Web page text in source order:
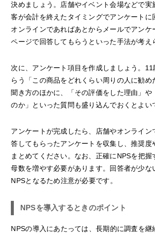
決めましょう。店舗やイベント会場などで実
客が会計を終えたタイミングでアンケートに
オンラインであればあとからメールでアンケ
ページで回答してもらうといった手法が考え
次に、アンケート項目を作成しましょう。11
らう「この商品をどれくらい周りの人に勧め
聞き方のほかに、「その評価をした理由」や
のか」といった質問も盛り込んでおくとよい
アンケートが完成したら、店舗やオンライン
答してもらったアンケートを収集し、推奨度
まとめてください。なお、正確にNPSを把握
母数を増やす必要があります。回答者が少な
NPSとなるため注意が必要です。
NPSを導入するときのポイント
NPSの導入にあたっては、長期的に調査を継